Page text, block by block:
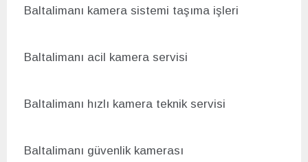
Baltalimanı kamera sistemi taşıma işleri
Baltalimanı acil kamera servisi
Baltalimanı hızlı kamera teknik servisi
Baltalimanı güvenlik kamerası